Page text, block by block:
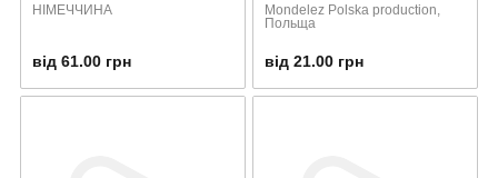
НІМЕЧЧИНА
від 61.00 грн
Mondelez Polska production,
Польща
від 21.00 грн